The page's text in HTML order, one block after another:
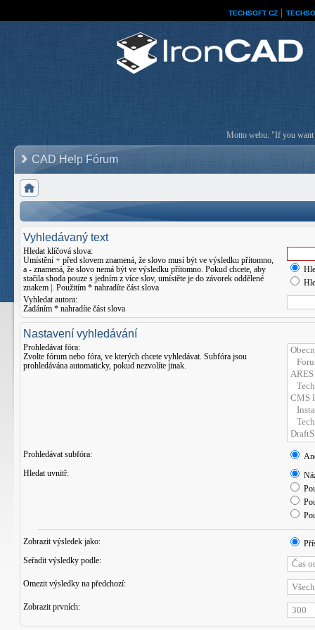
TECHSOFT CZ
Motto webu: "If you want
CAD Help Fórum
Vyhledávaný text
Hledat klíčová slova:
Umístění + před slovem znamená, že slovo musí být ve výsledku přítomno,
a - znamená, že slovo nemá být ve výsledku přítomno. Pokud chcete, aby
stačila shoda pouze s jedním z více slov, umístěte je do závorek oddělené
znakem . Použitím * nahradíte část slova
Vyhledat autora:
Zadáním * nahradíte část slova
Nastavení vyhledávání
Prohledávat fóra:
Zvolte fórum nebo fóra, ve kterých chcete vyhledávat. Subfóra jsou
prohledávána automaticky, pokud nezvolíte jinak.
Prohledávat subfóra:
Hledat uvnitř:
Zobrazit výsledek jako:
Seřadit výsledky podle:
Omezit výsledky na předchozí:
Zobrazit prvních: